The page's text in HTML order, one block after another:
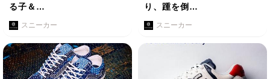
る子＆…
スニーカー
り、踵を倒…
スニーカー